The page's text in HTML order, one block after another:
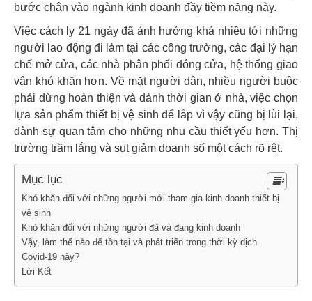
bước chân vào ngành kinh doanh đầy tiềm năng này.
Việc cách ly 21 ngày đã ảnh hưởng khá nhiều tới những
người lao động đi làm tại các công trường, các đại lý hạn
chế mở cửa, các nhà phân phối đóng cửa, hệ thống giao
vận khó khăn hơn. Về mặt người dân, nhiều người buộc
phải dừng hoàn thiện và dành thời gian ở nhà, việc chọn
lựa sản phẩm thiết bị vệ sinh để lắp vì vậy cũng bị lùi lại,
dành sự quan tâm cho những nhu cầu thiết yếu hơn. Thị
trường trầm lắng và sụt giảm doanh số một cách rõ rệt.
Mục lục
Khó khăn đối với những người mới tham gia kinh doanh thiết bị
vệ sinh
Khó khăn đối với những người đã và đang kinh doanh
Vậy, làm thế nào để tồn tại và phát triển trong thời kỳ dịch
Covid-19 này?
Lời Kết